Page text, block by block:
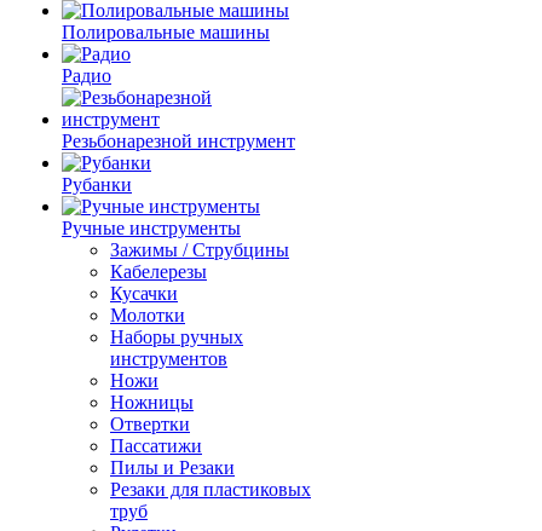
Полировальные машины
Радио
Резьбонарезной инструмент
Рубанки
Ручные инструменты
Зажимы / Струбцины
Кабелерезы
Кусачки
Молотки
Наборы ручных
инструментов
Ножи
Ножницы
Отвертки
Пассатижи
Пилы и Резаки
Резаки для пластиковых
труб